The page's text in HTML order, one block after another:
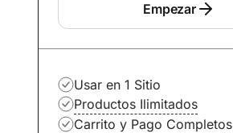
Empezar
Usar en 1 Sitio
Productos Ilimitados
Carrito y Pago Completos